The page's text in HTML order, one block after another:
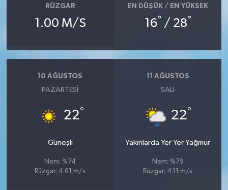
RÜZGAR
1.00 M/S
EN DÜŞÜK / EN YÜKSEK
16° / 28°
10 AĞUSTOS
PAZARTESI
22°
Güneşli
Nem: %74
Rüzgar: 4.61 m/s
11 AĞUSTOS
SALI
22°
Yakınlarda Yer Yer Yağmur
Nem: %79
Rüzgar: 4.11 m/s